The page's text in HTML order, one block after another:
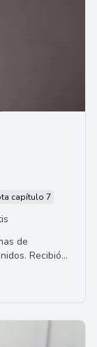
capítulo 7
de
Recibió